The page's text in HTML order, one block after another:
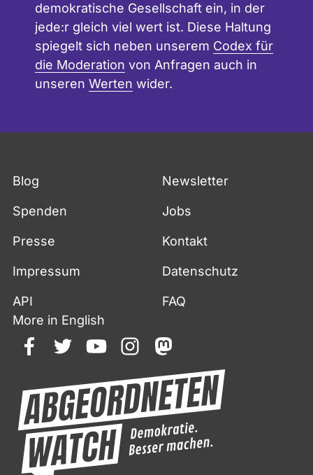
demokratische Gesellschaft ein, in der
jede:r gleich viel wert ist. Diese Haltung
spiegelt sich neben unserem Codex für
die Moderation von Anfragen auch in
unseren Werten wider.
Blog Newsletter
Spenden Jobs
Presse Kontakt
Impressum Datenschutz
API
FAQ
More in English
facebooktwitteryoutubeinstagrammastodon